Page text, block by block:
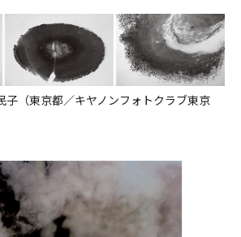
（東京都／キヤノンフォトクラブ東京